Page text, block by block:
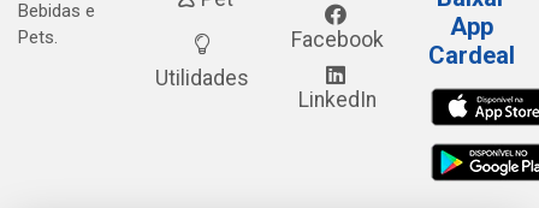
Bebidas e
Pets.
Utilidades
Facebook
LinkedIn
App
Cardeal